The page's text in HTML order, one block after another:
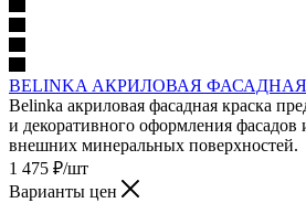
BELINKA АКРИЛОВАЯ
Belinka акриловая фасадная краска
и декоративного оформления
внешних минеральных поверхностей.
1 475 ₽/шт
Варианты цен